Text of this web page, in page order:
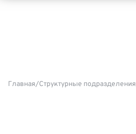
Главная Структурные подразделения